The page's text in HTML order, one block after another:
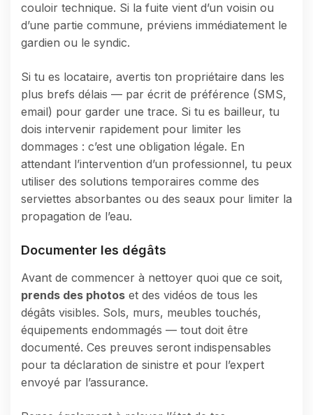
couloir technique. Si la fuite vient d’un voisin ou
d’une partie commune, préviens immédiatement le
gardien ou le syndic.
Si tu es locataire, avertis ton propriétaire dans les
plus brefs délais — par écrit de préférence (SMS,
email) pour garder une trace. Si tu es bailleur, tu
dois intervenir rapidement pour limiter les
dommages : c’est une obligation légale. En
attendant l’intervention d’un professionnel, tu peux
utiliser des solutions temporaires comme des
serviettes absorbantes ou des seaux pour limiter la
propagation de l’eau.
Documenter les dégâts
Avant de commencer à nettoyer quoi que ce soit,
prends des photos et des vidéos de tous les
dégâts visibles. Sols, murs, meubles touchés,
équipements endommagés — tout doit être
documenté. Ces preuves seront indispensables
pour ta déclaration de sinistre et pour l’expert
envoyé par l’assurance.